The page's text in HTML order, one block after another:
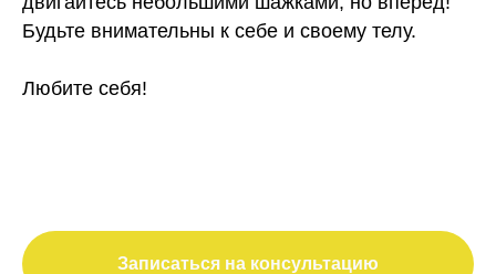
Будьте внимательны к себе и своему телу.
Любите себя!
Записаться на консультацию